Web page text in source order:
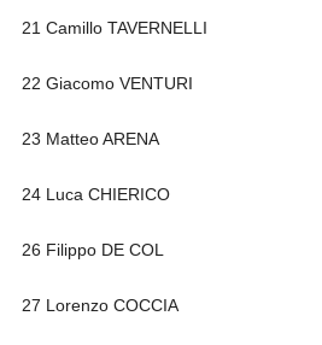
21 Camillo TAVERNELLI
22 Giacomo VENTURI
23 Matteo ARENA
24 Luca CHIERICO
26 Filippo DE COL
27 Lorenzo COCCIA